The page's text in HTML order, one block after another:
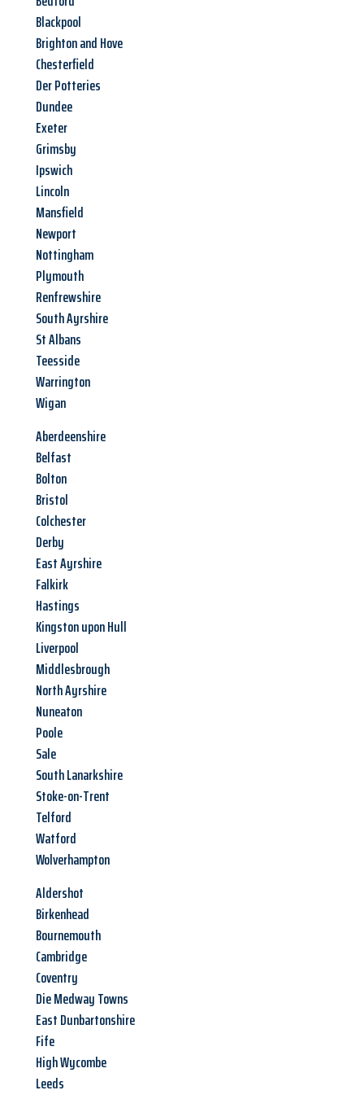
Blackpool
Brighton and Hove
Chesterfield
Der Potteries
Dundee
Exeter
Grimsby
Ipswich
Lincoln
Mansfield
Newport
Nottingham
Plymouth
Renfrewshire
South Ayrshire
St Albans
Teesside
Warrington
Wigan
Aberdeenshire
Belfast
Bolton
Bristol
Colchester
Derby
East Ayrshire
Falkirk
Hastings
Kingston upon Hull
Liverpool
Middlesbrough
North Ayrshire
Nuneaton
Poole
Sale
South Lanarkshire
Stoke-on-Trent
Telford
Watford
Wolverhampton
Aldershot
Birkenhead
Bournemouth
Cambridge
Coventry
Die Medway Towns
East Dunbartonshire
Fife
High Wycombe
Leeds